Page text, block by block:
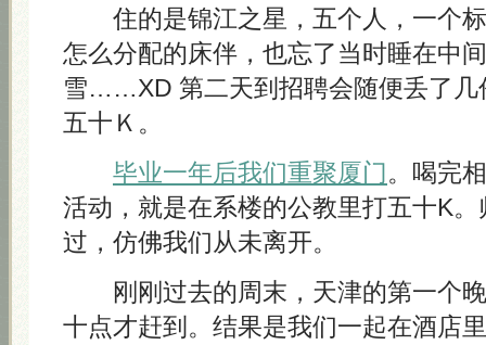
住的是锦江之星，五个人，一个标
怎么分配的床伴，也忘了当时睡在中
雪……XD 第二天到招聘会随便丢了几
五十Ｋ。
毕业一年后我们重聚厦门。喝完
活动，就是在系楼的公教里打五十K
过，仿佛我们从未离开。
刚刚过去的周末，天津的第一个晚
十点才赶到。结果是我们一起在酒店